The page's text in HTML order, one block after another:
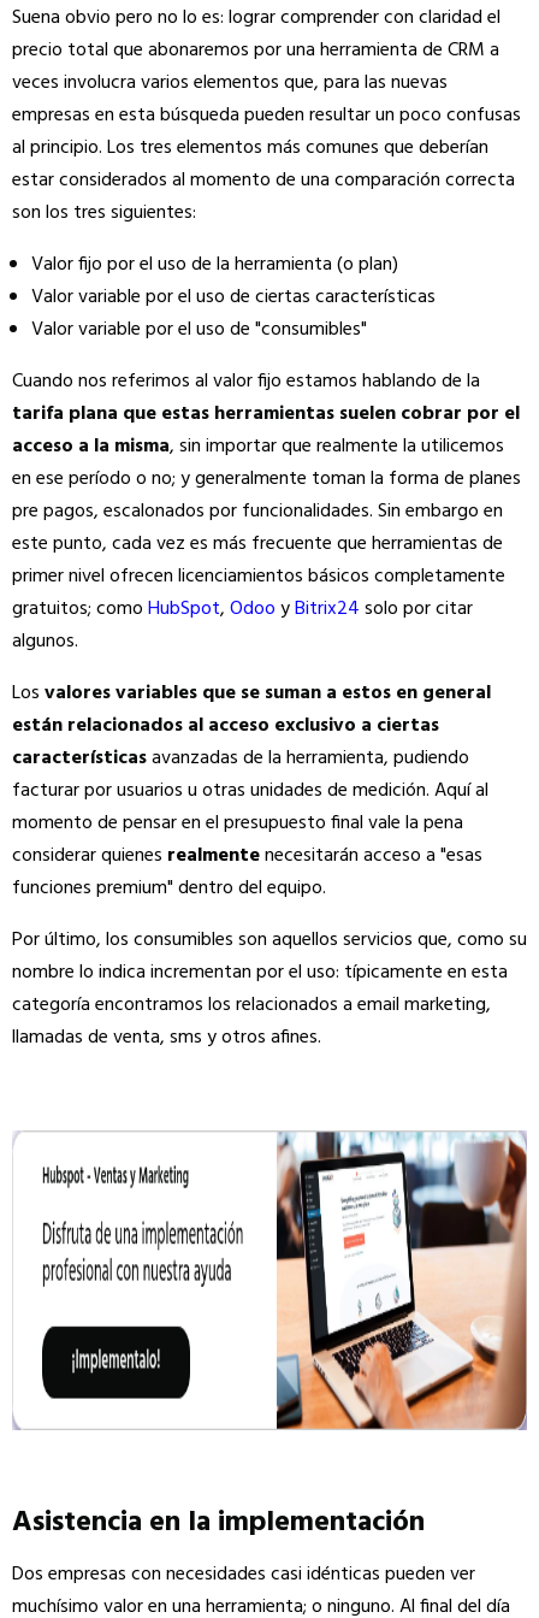
Suena obvio pero no lo es: lograr comprender con claridad el
precio total que abonaremos por una herramienta de CRM a
veces involucra varios elementos que, para las nuevas
empresas en esta búsqueda pueden resultar un poco confusas
al principio. Los tres elementos más comunes que deberían
estar considerados al momento de una comparación correcta
son los tres siguientes:
Valor fijo por el uso de la herramienta (o plan)
Valor variable por el uso de ciertas características
Valor variable por el uso de "consumibles"
Cuando nos referimos al valor fijo estamos hablando de la
tarifa plana que estas herramientas suelen cobrar por el
acceso a la misma, sin importar que realmente la utilicemos
en ese período o no; y generalmente toman la forma de planes
pre pagos, escalonados por funcionalidades. Sin embargo en
este punto, cada vez es más frecuente que herramientas de
primer nivel ofrecen licenciamientos básicos completamente
gratuitos; comoHubSpot,OdooyBitrix24solo por citar
algunos.
Losvalores variables que se suman a estos en general
están relacionados al acceso exclusivo a ciertas
característicasavanzadas de la herramienta, pudiendo
facturar por usuarios u otras unidades de medición. Aquí al
momento de pensar en el presupuesto final vale la pena
considerar quienes realmentenecesitarán acceso a "esas
funciones premium" dentro del equipo.
Por último, los consumibles son aquellos servicios que, como su
nombre lo indica incrementan por el uso: típicamente en esta
categoría encontramos los relacionados a email marketing,
llamadas de venta, sms y otros afines.
Asistencia en la implementación
Dos empresas con necesidades casi idénticas pueden ver
muchísimo valor en una herramienta; o ninguno. Al final del día